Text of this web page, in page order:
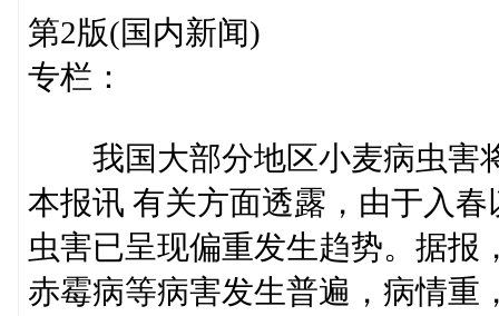
第2版(国内新闻)
专栏：
我国大部分地区小麦病虫害
本报讯 有关方面透露，由于入
虫害已呈现偏重发生趋势。据报
赤霉病等病害发生普遍，病情重